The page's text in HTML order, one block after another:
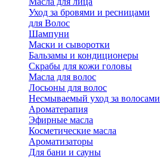
Уход за бровями и ресницами
для Волос
Шампуни
Маски и сыворотки
Бальзамы и кондиционеры
Скрабы для кожи головы
Масла для волос
Лосьоны для волос
Несмываемый уход за волосами
Ароматерапия
Эфирные масла
Косметические масла
Ароматизаторы
Для бани и сауны